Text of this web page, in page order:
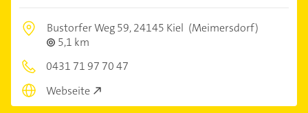
Bustorfer Weg 59,24145 Kiel (Meimersdorf)
5,1 km
0431 71 97 70 47
Webseite